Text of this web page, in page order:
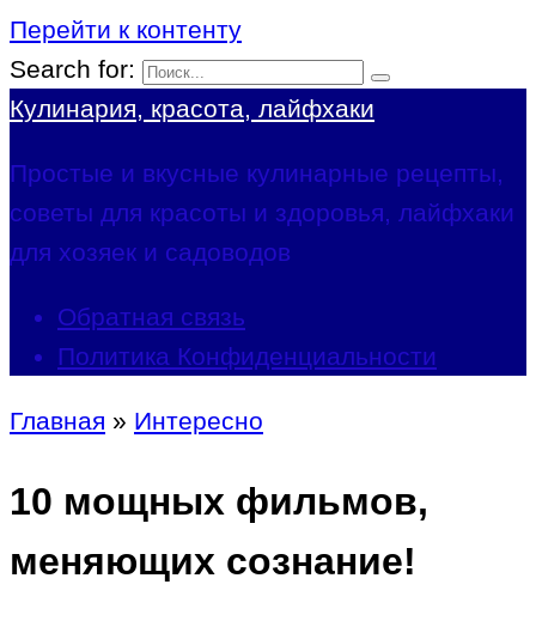
Перейти к контенту
Search for:
Кулинария, красота, лайфхаки
Простые и вкусные кулинарные рецепты,
советы для красоты и здоровья, лайфхаки
для хозяек и садоводов
Обратная связь
Политика Конфиденциальности
Главная » Интересно
10 мощных фильмов,
меняющих сознание!